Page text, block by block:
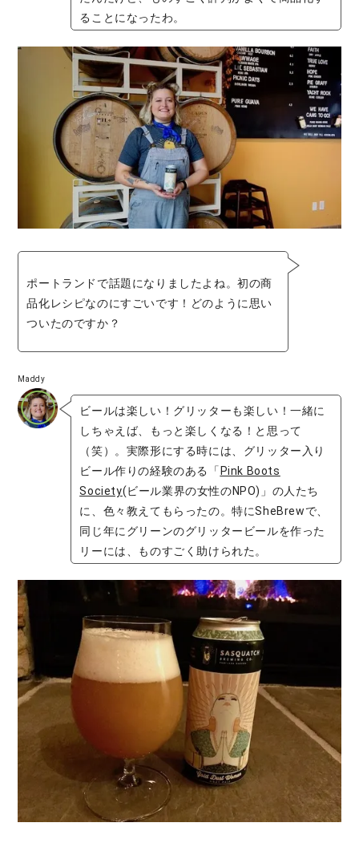
ることになったわ。
ポートランドで話題になりましたよね。初の商
品化レシピなのにすごいです！どのように思い
ついたのですか？
Maddy
ビールは楽しい！グリッターも楽しい！一緒に
しちゃえば、もっと楽しくなる！と思って
（笑）。実際形にする時には、グリッター入り
ビール作りの経験のある「Pink Boots
Society(ビール業界の女性のNPO)」の人たち
に、色々教えてもらったの。特にSheBrewで、
同じ年にグリーンのグリッタービールを作った
リーには、ものすごく助けられた。